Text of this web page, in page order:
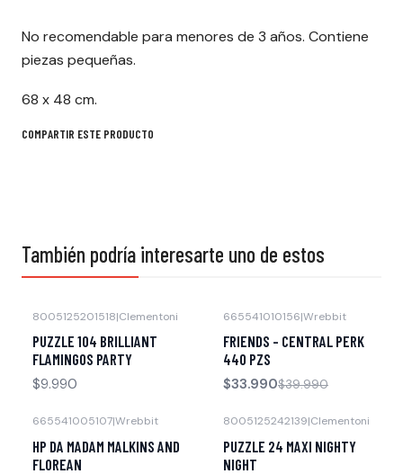
No recomendable para menores de 3 años. Contiene
piezas pequeñas.
68 x 48 cm.
COMPARTIR ESTE PRODUCTO
También podría interesarte uno de estos
8005125201518|Clementoni
PUZZLE 104 BRILLIANT
FLAMINGOS PARTY
$9.990
665541010156|Wrebbit
FRIENDS - CENTRAL PERK
440 PZS
$33.990$39.990
665541005107|Wrebbit
HP DA MADAM MALKINS AND
FLOREAN
8005125242139|Clementoni
PUZZLE 24 MAXI NIGHTY
NIGHT